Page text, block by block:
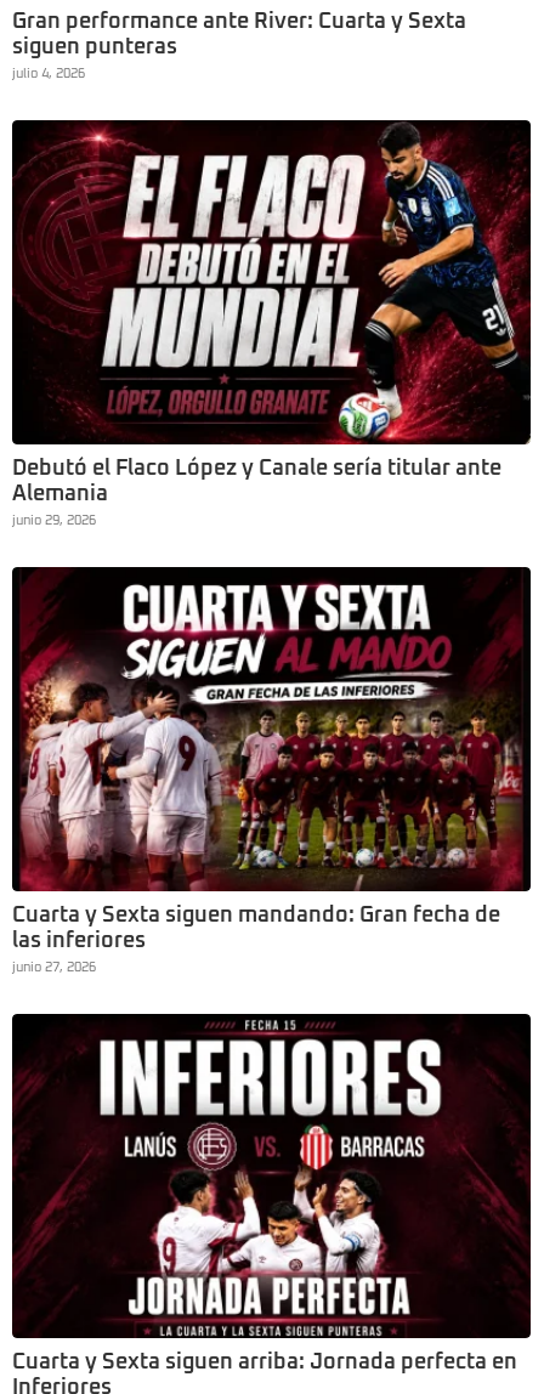
Gran performance ante River: Cuarta y Sexta
siguen punteras
julio 4, 2026
Debutó el Flaco López y Canale sería titular ante
Alemania
junio 29, 2026
Cuarta y Sexta siguen mandando: Gran fecha de
las inferiores
junio 27, 2026
Cuarta y Sexta siguen arriba: Jornada perfecta en
Inferiores